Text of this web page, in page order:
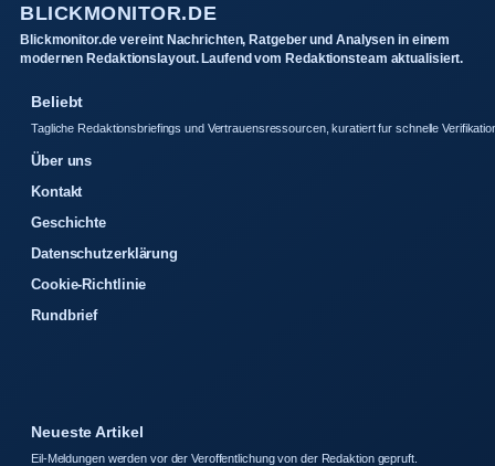
BLICKMONITOR.DE
Blickmonitor.de vereint Nachrichten, Ratgeber und Analysen in einem
modernen Redaktionslayout. Laufend vom Redaktionsteam aktualisiert.
Beliebt
Tagliche Redaktionsbriefings und Vertrauensressourcen, kuratiert fur schnelle
Über uns
Kontakt
Geschichte
Datenschutzerklärung
Cookie-Richtlinie
Rundbrief
Neueste Artikel
Eil-Meldungen werden vor der Veroffentlichung von der Redaktion gepruft.